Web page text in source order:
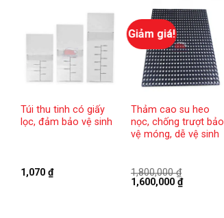
Túi thu tinh có giấy
lọc, đảm bảo vệ sinh
1,070 ₫
Giảm giá!
Thảm cao su heo
nọc, chống trượt bảo
vệ móng, dễ vệ sinh
1,800,000₫
Giá
gốc
1,600,000 ₫Giá
hiện